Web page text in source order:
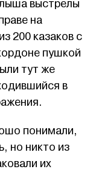
выстрелы
на
200 казаков с
пушкой
тут же
в
понимали,
но никто из
их